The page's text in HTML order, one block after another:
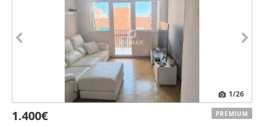
1/26
1.400€ PREMIUM